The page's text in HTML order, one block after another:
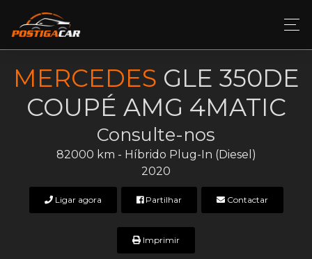
MERCEDES GLE 350DE
COUPÉ AMG 4MATIC
Consulte-nos
82000 km - Híbrido Plug-In (Diesel)
2020
Ligar agora Partilhar Contactar
Imprimir